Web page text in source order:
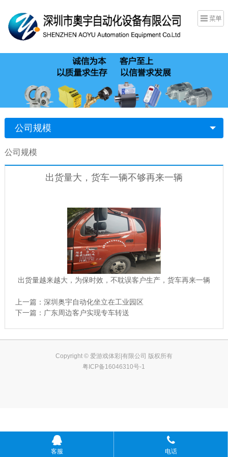
公司规模
公司规模
出货量大，货车一辆不够再来一辆
出货量越来越大，为保时效，不耽误客户生产，货车再来一辆
上一篇： 深圳奥宇自动化坐立在工业园区
下一篇： 广东周边客户实现专车转送
Copyright © 爱游戏体彩|有限公司 版权所有
粤ICP备16046310号-1
客服 电话